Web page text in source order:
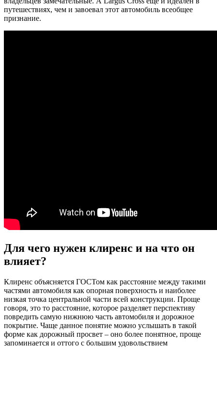
путешествиях, чем и завоевал этот автомобиль всеобщее
признание.
Для чего нужен клиренс и на что он
влияет?
Клиренс объясняется ГОСТом как расстояние между такими
частями автомобиля как опорная поверхность и наиболее
низкая точка центральной части всей конструкции. Проще
говоря, это то расстояние, которое разделяет перспективу
повредить самую нижнюю часть автомобиля и дорожное
покрытие. Чаще данное понятие можно услышать в такой
форме как дорожный просвет – оно более понятное, проще
запоминается и оттого с большим удовольствием